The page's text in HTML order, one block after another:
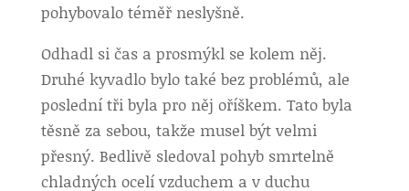
pohybovalo téměř neslyšně.
Odhadl si čas a prosmýkl se kolem něj.
Druhé kyvadlo bylo také bez problémů, ale
poslední tři byla pro něj oříškem. Tato byla
těsně za sebou, takže musel být velmi
přesný. Bedlivě sledoval pohyb smrtelně
chladných ocelí vzduchem a v duchu